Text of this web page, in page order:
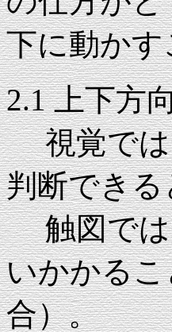
下に動か
2.1 上下方
視覚では
判断でき
触図では
いかかる
合）。